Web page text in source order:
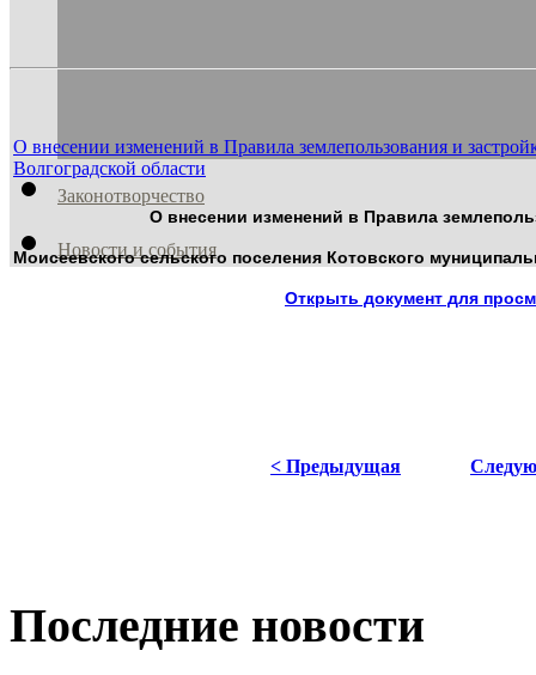
Законотворчество
Новости и события
О внесении изменений в Правила землепользования и
Волгоградской области
О внесении изменений в Правила
Моисеевского сельского поселения Котовского
Открыть документ для
< Предыдущая
Последние новости